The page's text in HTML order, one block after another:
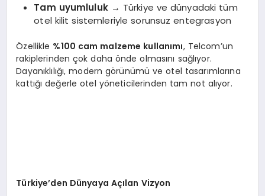
Tam uyumluluk→ Türkiye ve dünyadaki tüm
otel kilit sistemleriyle sorunsuz entegrasyon
Özellikle %100 cam malzeme kullanımı, Telcom’un
rakiplerinden çok daha önde olmasını sağlıyor.
Dayanıklılığı, modern görünümü ve otel tasarımlarına
kattığı değerle otel yöneticilerinden tam not alıyor.
Türkiye’den Dünyaya Açılan Vizyon